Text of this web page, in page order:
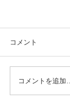
コメント
コメントを追加…